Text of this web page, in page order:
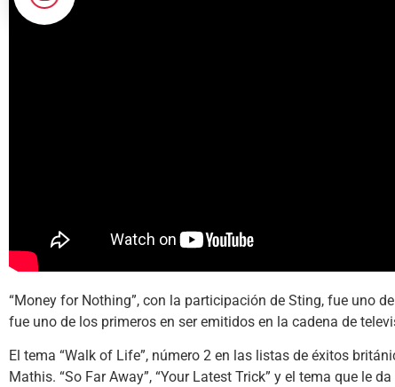
“Money for Nothing”, con la participación de Sting, fue uno
fue uno de los primeros en ser emitidos en la cadena de
El tema “Walk of Life”, número 2 en las listas de éxitos
Mathis. “So Far Away”, “Your Latest Trick” y el tema que le